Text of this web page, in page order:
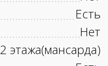
Есть
Нет
2 этажа(мансарда)